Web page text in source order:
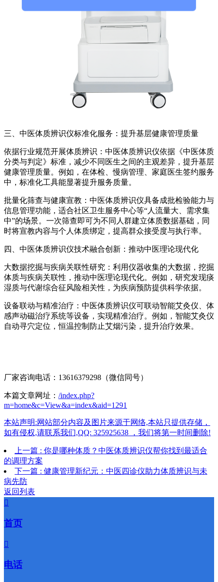
三、 中医体质辨识仪标准化服务：提升基层健康管理质量
依据行业规范开展体质辨识：中医体质辨识仪依据《中医体质
分类与判定》标准，减少不同医生之间的主观差异，提升基层
健康管理质量。例如，在体检、慢病管理、家庭医生签约服务
中，标准化工具能显著提升服务质量。
批量化筛查与健康宣教：中医体质辨识仪具备成批检验能力与
信息管理功能，适合社区卫生服务中心等“人流量大、需求集
中”的场景。一次筛查即可为不同人群建立体质数据基础，同
时将宣教内容与个人体质绑定，提高群众接受度与执行率。
四、 中医体质辨识仪技术融合创新：推动中医理论现代化
大数据挖掘与疾病关联性研究：利用仪器收集的大数据，挖掘
体质与疾病关联性，推动中医理论现代化。例如，研究发现痰
湿质与代谢综合征风险相关性，为疾病预防提供科学依据。
设备联动与精准治疗：中医体质辨识仪可联动智能艾灸仪、体
感声动磁治疗系统等设备，实现精准治疗。例如，智能艾灸仪
自动寻穴定位，恒温控制防止艾烟污染，提升治疗效果。
厂家咨询电话：13616379298（微信同号）
本篇文章网址： /index.php?
m=home&c=View&a=index&aid=1291
本站声明:网站部分内容及图片来源于网络,本站只提供存储，
如有侵权,请联系我们,QQ: 325925638 ，我们将第一时间删除!
上一篇 : 你是哪种体质？中医体质辨识仪帮你找到最适合
的调理方案
下一篇 : 健康管理新纪元：中医四诊仪助力体质辨识与未
病先防
返回列表

首页

电话